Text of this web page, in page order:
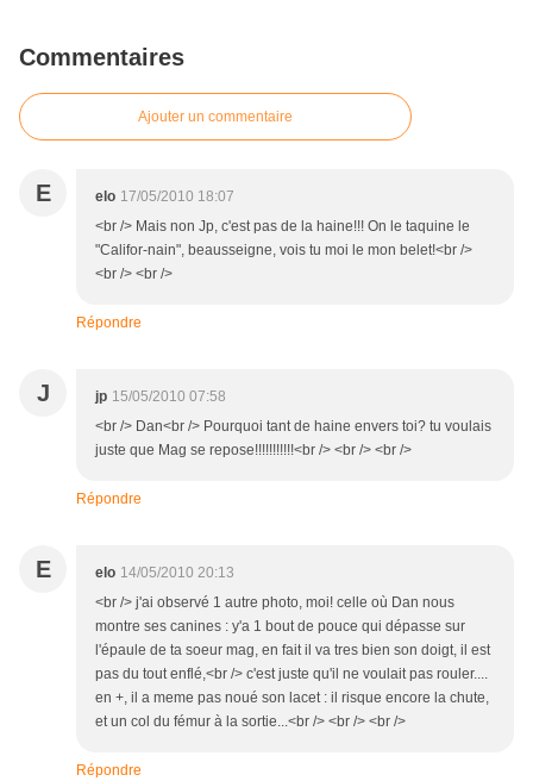
Commentaires
Ajouter un commentaire
E elo 17/05/2010 18:07
<br /> Mais non Jp, c'est pas de la haine!!! On le taquine le
"Califor-nain", beausseigne, vois tu moi le mon belet!<br />
<br /> <br />
Répondre
J jp 15/05/2010 07:58
<br /> Dan<br /> Pourquoi tant de haine envers toi? tu voulais
juste que Mag se repose!!!!!!!!!!!<br /> <br /> <br />
Répondre
E elo 14/05/2010 20:13
<br /> j'ai observé 1 autre photo, moi! celle où Dan nous
montre ses canines : y'a 1 bout de pouce qui dépasse sur
l'épaule de ta soeur mag, en fait il va tres bien son doigt, il est
pas du tout enflé,<br /> c'est juste qu'il ne voulait pas rouler....
en +, il a meme pas noué son lacet : il risque encore la chute,
et un col du fémur à la sortie...<br /> <br /> <br />
Répondre